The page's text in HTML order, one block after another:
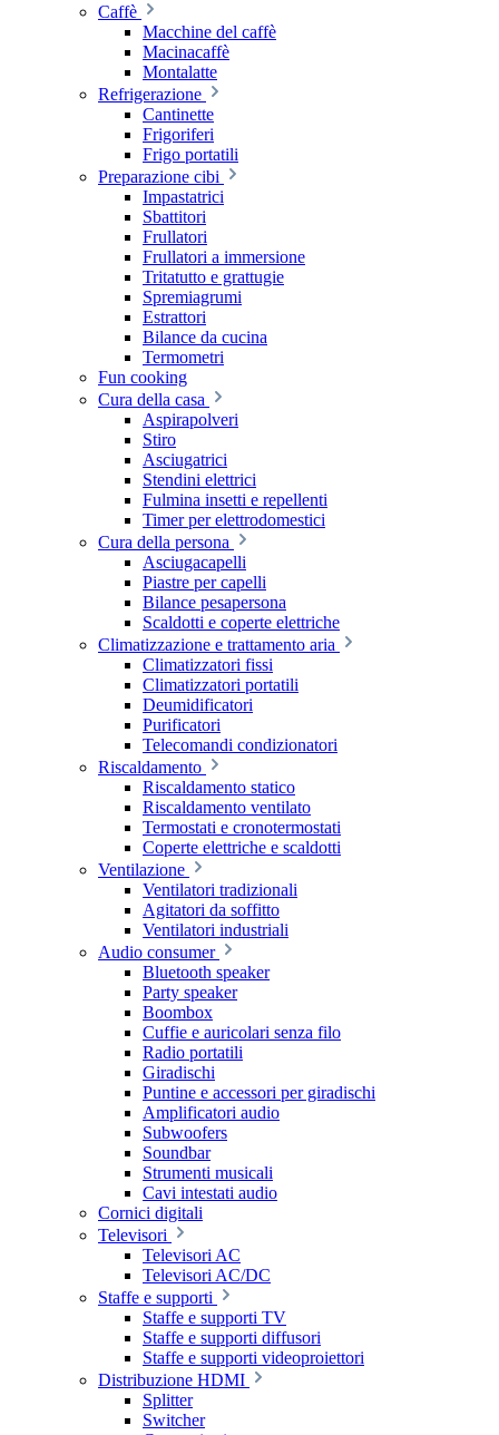
Caffè
Macchine del caffè
Macinacaffè
Montalatte
Refrigerazione
Cantinette
Frigoriferi
Frigo portatili
Preparazione cibi
Impastatrici
Sbattitori
Frullatori
Frullatori a immersione
Tritatutto e grattugie
Spremiagrumi
Estrattori
Bilance da cucina
Termometri
Fun cooking
Cura della casa
Aspirapolveri
Stiro
Asciugatrici
Stendini elettrici
Fulmina insetti e repellenti
Timer per elettrodomestici
Cura della persona
Asciugacapelli
Piastre per capelli
Bilance pesapersona
Scaldotti e coperte elettriche
Climatizzazione e trattamento aria
Climatizzatori fissi
Climatizzatori portatili
Deumidificatori
Purificatori
Telecomandi condizionatori
Riscaldamento
Riscaldamento statico
Riscaldamento ventilato
Termostati e cronotermostati
Coperte elettriche e scaldotti
Ventilazione
Ventilatori tradizionali
Agitatori da soffitto
Ventilatori industriali
Audio consumer
Bluetooth speaker
Party speaker
Boombox
Cuffie e auricolari senza filo
Radio portatili
Giradischi
Puntine e accessori per giradischi
Amplificatori audio
Subwoofers
Soundbar
Strumenti musicali
Cavi intestati audio
Cornici digitali
Televisori
Televisori AC
Televisori AC/DC
Staffe e supporti
Staffe e supporti TV
Staffe e supporti diffusori
Staffe e supporti videoproiettori
Distribuzione HDMI
Splitter
Switcher